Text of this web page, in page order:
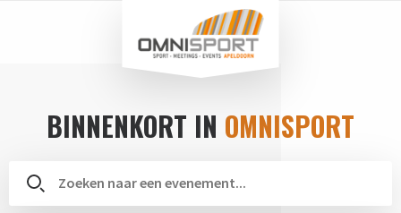
BINNENKORT IN OMNISPORT